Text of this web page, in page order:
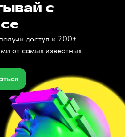
с
доступ к 200+
от самых известных